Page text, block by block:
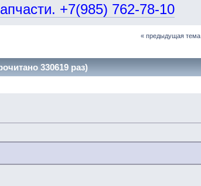
+7(985) 762-78-10
« предыдущая тема
330619 раз)